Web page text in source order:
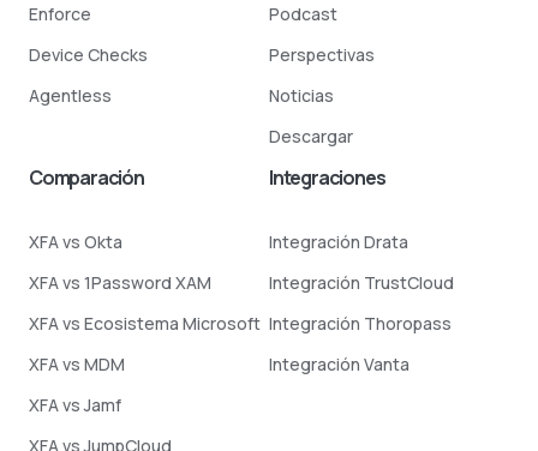
Enforce
Device Checks
Agentless
Podcast
Perspectivas
Noticias
Descargar
Comparación
XFA vs Okta
XFA vs 1Password XAM
XFA vs Ecosistema Microsoft
XFA vs MDM
XFA vs Jamf
XFA vs JumpCloud
Integraciones
Integración Drata
Integración TrustCloud
Integración Thoropass
Integración Vanta